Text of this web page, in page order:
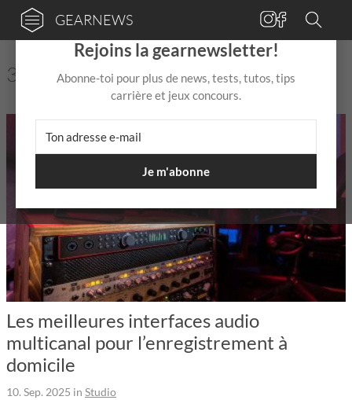
GEARNEWS
3 Aucun résultat pour "ADAT"
Les meilleures interfaces audio
multicanal pour l’enregistrement à
domicile
10. Sep. 2025 in Studio
×
Rejoins la gearnewsletter!
Abonne-toi pour plus de news, tests, tutos, tips
carrière et jeux concours.
Je m'abonne